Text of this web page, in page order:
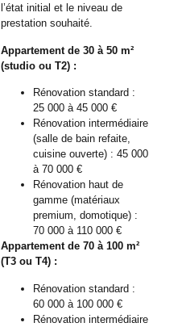
l’état initial et le niveau de
prestation souhaité.
Appartement de 30 à 50 m²
(studio ou T2) :
Rénovation standard :
25 000 à 45 000 €
Rénovation intermédiaire
(salle de bain refaite,
cuisine ouverte) : 45 000
à 70 000 €
Rénovation haut de
gamme (matériaux
premium, domotique) :
70 000 à 110 000 €
Appartement de 70 à 100 m²
(T3 ou T4) :
Rénovation standard :
60 000 à 100 000 €
Rénovation intermédiaire